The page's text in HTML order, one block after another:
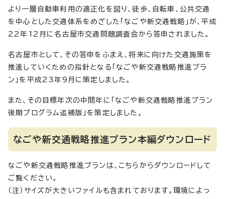
より一層自動車利用の適正化を図り、徒歩、自転車、公共交通
を中心とした交通体系をめざした「なごや新交通戦略」が、平成
22年12月に名古屋市交通問題調査会から答申されました。
名古屋市として、その答申をふまえ、将来に向けた交通施策を
推進していくための指針となる「なごや新交通戦略推進プラ
ン」を平成23年9月に策定しました。
また、その目標年次の中間年に「なごや新交通戦略推進プラン
後期プログラム追補版」を策定しました。
なごや新交通戦略推進プラン本編ダウンロード
なごや新交通戦略推進プランは、こちらからダウンロードして
ご覧ください。
（注）サイズが大きいファイルも含まれております。環境によっ